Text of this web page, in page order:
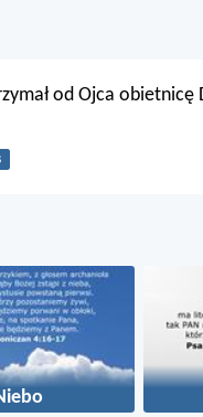
od Ojca obietnicę